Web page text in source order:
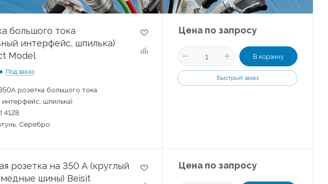
большого тока
интерфейс, шпилька)
Model
Под заказ
розетка большого тока
шпилька)
4128
Серебро
Цена по запросу
В корзину
Быстрый заказ
розетка на 350 А (круглый
шины) Beisit
Цена по запросу